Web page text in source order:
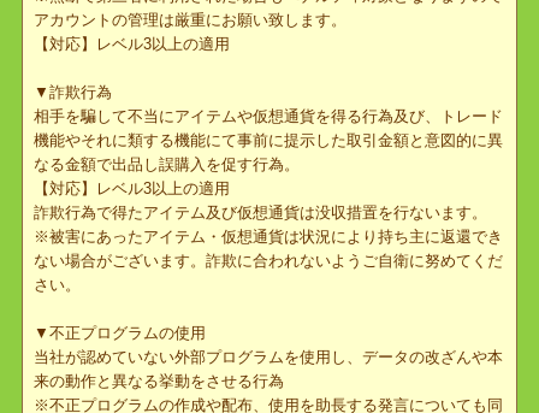
行為。
※アカウント譲渡を助長する発言をゲーム内で行っていた場合も同
※譲渡の相手が家族や友人であっても一切禁止とさせていただきま
す。
【対応】レベル3以上の適用
アカウント譲渡の予告を当社が確認した場合は該当アカウントの移
行コードの入力・発行を一時的に禁止する場合がございます。
▼アカウントの共用
同一のアカウントデータを複数人で使用するまたは、自身のデータ
を第三者に使用させる行為。共有の相手が家族・友人問わず一切禁
止となります。
※無断で第三者に利用された場合もペナルティ対象となりますので
アカウントの管理は厳重にお願い致します。
【対応】レベル3以上の適用